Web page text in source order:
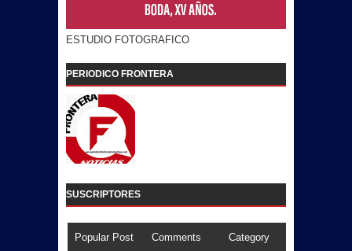
ESTUDIO FOTOGRAFICO
PERIODICO FRONTERA
SUSCRIPTORES
Popular Post Comments Category